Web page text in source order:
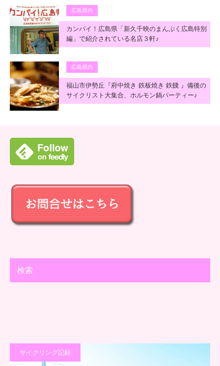
広島県内
カンパイ！広島県「新久千映のまんぷく広島特別
編」で紹介されている名店３軒♪
広島県内
福山市伊勢丘『府中焼き 鉄板焼き 鉄餞 』備後の
サイクリスト大集合、ホルモン鍋パーティー♪
検索
サイクリング記録